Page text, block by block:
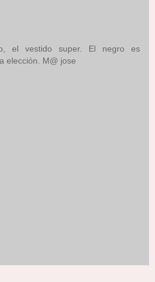
el vestido super. El negro es
elección. M@ jose